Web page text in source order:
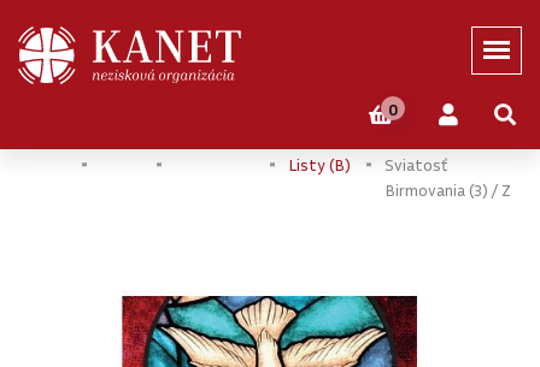
0
Listy (B)
Sviatosť
Birmovania (3) / Z